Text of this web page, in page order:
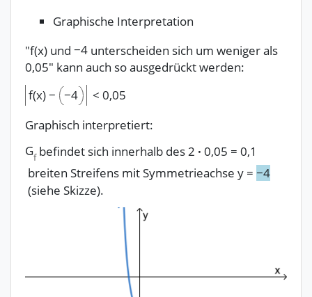
Graphische Interpretation
"f(x) und −4 unterscheiden sich um weniger als
0,05" kann auch so ausgedrückt werden:
f(x)− −4 < 0,05
Graphisch interpretiert:
Gfbefindet sich innerhalb des 2 · 0,05 = 0,1
breiten Streifens mit Symmetrieachse y = −4
(siehe Skizze).